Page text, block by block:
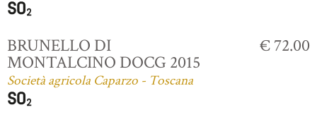
BRUNELLO DI
MONTALCINO DOCG 2015
Società agricola Caparzo - Toscana
€ 72.00